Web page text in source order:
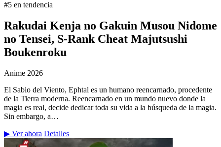
#5 en tendencia
Rakudai Kenja no Gakuin Musou Nidome
no Tensei, S-Rank Cheat Majutsushi
Boukenroku
Anime 2026
El Sabio del Viento, Ephtal es un humano reencarnado, procedente
de la Tierra moderna. Reencarnado en un mundo nuevo donde la
magia es real, decide dedicar toda su vida a la búsqueda de la magia.
Sin embargo, a…
▶ Ver ahora Detalles